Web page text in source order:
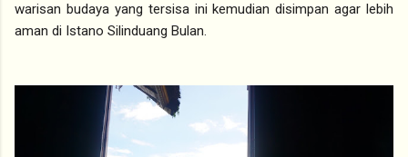
warisan budaya yang tersisa ini kemudian disimpan agar lebih
aman di Istano Silinduang Bulan.